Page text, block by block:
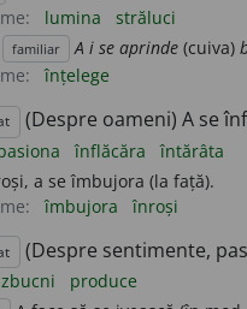
lumina străluci
familiar A i se aprinde(cuiva)
înțelege
(Despre oameni) A se
înflăcăra
întărâta
a se îmbujora (la față).
îmbujora înroși
(Despre sentimente,
produce